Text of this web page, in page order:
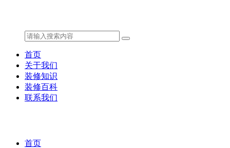
首页
关于我们
装修知识
装修百科
联系我们
首页